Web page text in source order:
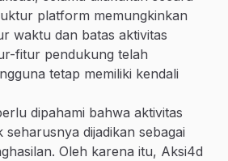
platform memungkinkan
waktu dan batas aktivitas
fitur pendukung telah
tetap memiliki kendali
dipahami bahwa aktivitas
seharusnya dijadikan sebagai
Oleh karena itu, Aksi4d